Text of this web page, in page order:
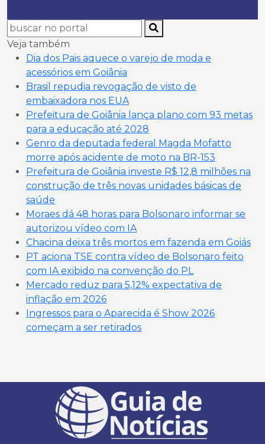
Veja também
Dia dos Pais aquece o varejo de moda e
acessórios em Goiânia
Brasil repudia revogação de visto de
embaixadora nos EUA
Prefeitura de Goiânia lança plano com 93 metas
para a educação até 2028
Genro da deputada federal Magda Mofatto
morre após acidente de moto na BR-153
Prefeitura de Goiânia investe R$ 12,8 milhões na
construção de três novas unidades básicas de
saúde
Moraes dá 48 horas para Bolsonaro informar se
autorizou vídeo com IA
Chacina deixa três mortos em fazenda em Goiás
PT aciona TSE contra vídeo de Bolsonaro feito
com IA exibido na convenção do PL
Mercado reduz para 5,12% expectativa de
inflação em 2026
Ingressos para o Aparecida é Show 2026
começam a ser retirados